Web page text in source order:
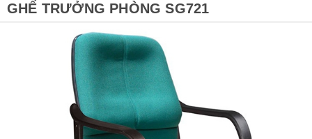
GHẾ TRƯỞNG PHÒNG SG721